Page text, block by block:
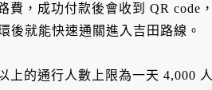
費，成功付款後會收到 QR code
後就能快速通關進入吉田路線。
上的通行人數上限為一天 4,000